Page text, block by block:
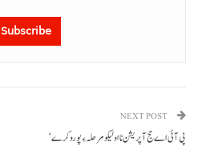
Subscribe
NEXT POST
پی آئی اے حج آپریشن نا اولیکو مرحلہ ءِ پورو کرے‘